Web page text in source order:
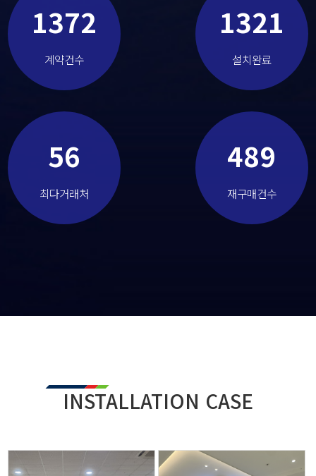
1372
계약건수
1321
설치완료
56
최다거래처
489
재구매건수
INSTALLATION CASE